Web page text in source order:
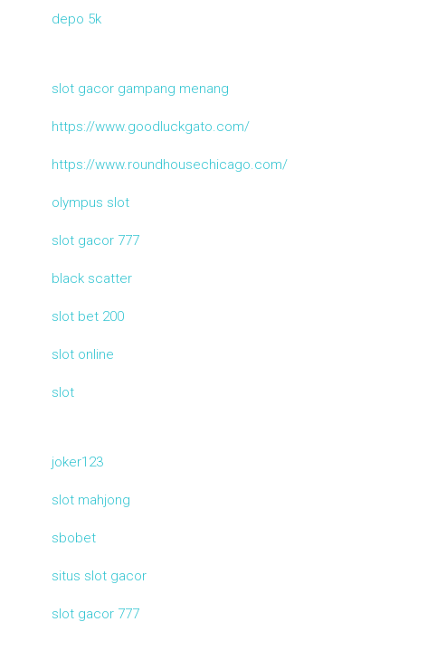
depo 5k
slot gacor gampang menang
https://www.goodluckgato.com/
https://www.roundhousechicago.com/
olympus slot
slot gacor 777
black scatter
slot bet 200
slot online
slot
joker123
slot mahjong
sbobet
situs slot gacor
slot gacor 777